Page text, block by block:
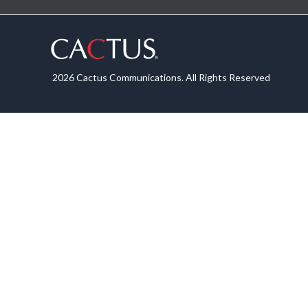
2026 Cactus Communications. All Rights Reserved